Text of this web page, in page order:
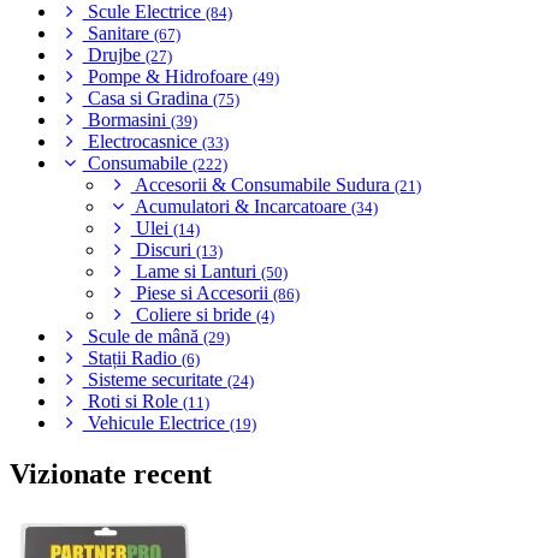
Scule Electrice (84)
Sanitare (67)
Drujbe (27)
Pompe & Hidrofoare (49)
Casa si Gradina (75)
Bormasini (39)
Electrocasnice (33)
Consumabile (222)
Accesorii & Consumabile Sudura (21)
Acumulatori & Incarcatoare (34)
Ulei (14)
Discuri (13)
Lame si Lanturi (50)
Piese si Accesorii (86)
Coliere si bride (4)
Scule de mână (29)
Stații Radio (6)
Sisteme securitate (24)
Roti si Role (11)
Vehicule Electrice (19)
Vizionate recent